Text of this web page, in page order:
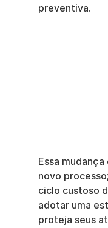
preventiva.
Essa
novo
ciclo custoso
adotar uma
proteja seus